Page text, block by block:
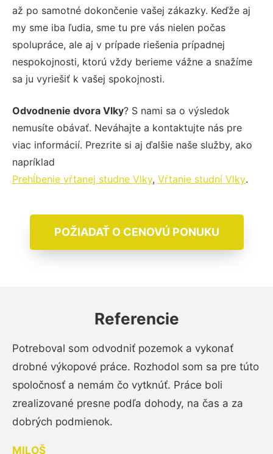
až po samotné dokončenie vašej zákazky. Keďže aj
my sme iba ľudia, sme tu pre vás nielen počas
spolupráce, ale aj v prípade riešenia prípadnej
nespokojnosti, ktorú vždy berieme vážne a snažíme
sa ju vyriešiť k vašej spokojnosti.
Odvodnenie dvora Vlky? S nami sa o výsledok
nemusíte obávať. Neváhajte a kontaktujte nás pre
viac informácií. Prezrite si aj ďalšie naše služby, ako
napríklad
Prehĺbenie vŕtanej studne Vlky, Vŕtanie studní Vlky.
POŽIADAŤ O CENOVÚ PONUKU
Referencie
Potreboval som odvodniť pozemok a vykonať
drobné výkopové práce. Rozhodol som sa pre túto
spoločnosť a nemám čo vytknúť. Práce boli
zrealizované presne podľa dohody, na čas a za
dobrých podmienok.
MILOŠ